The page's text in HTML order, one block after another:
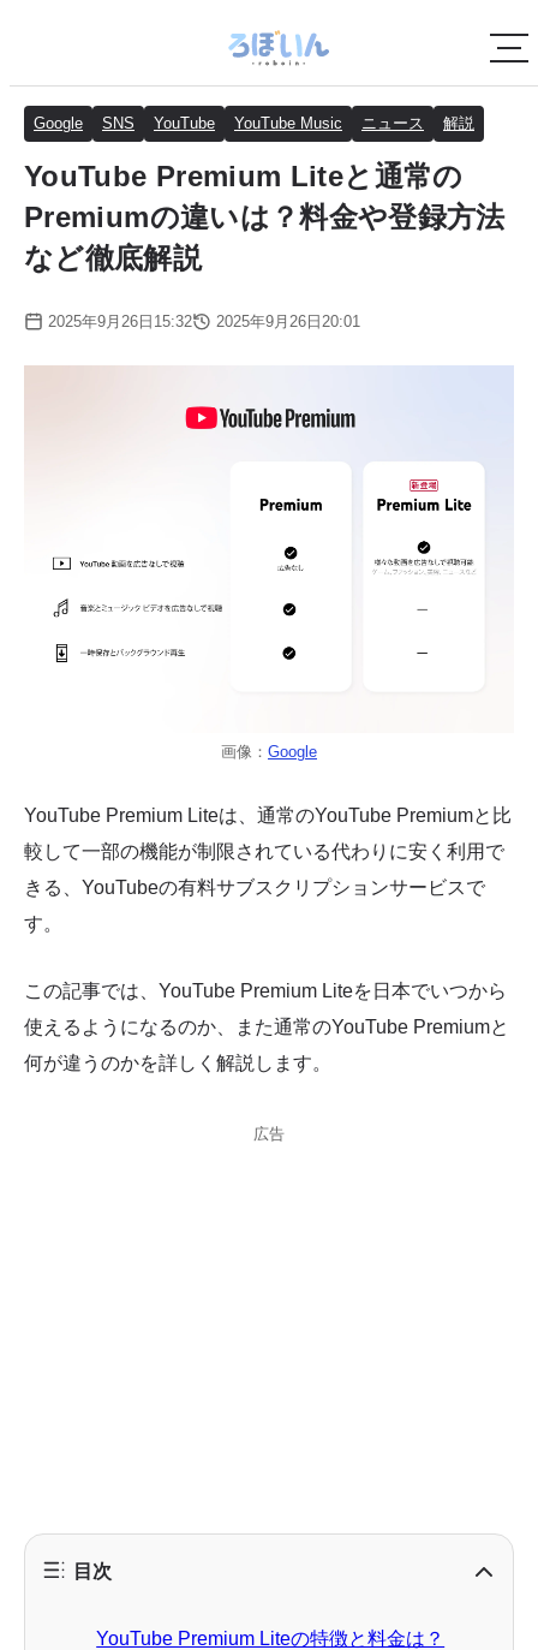
Google SNS YouTube YouTube Music ニュース 解説
YouTube Premium Liteと通常の
Premiumの違いは？料金や登録方法
など徹底解説
2025年9月26日15:32 2025年9月26日20:01
画像： Google
YouTube Premium Liteは、通常のYouTube Premiumと比
較して一部の機能が制限されている代わりに安く利用で
きる、YouTubeの有料サブスクリプションサービスで
す。
この記事では、YouTube Premium Liteを日本でいつから
使えるようになるのか、また通常のYouTube Premiumと
何が違うのかを詳しく解説します。
広告
目次
YouTube Premium Liteの特徴と料金は？